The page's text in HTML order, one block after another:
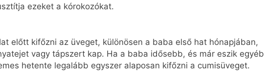
ezeket a kórokozókat.
előtt kifőzni az üveget, különösen a baba első hat hónapjában,
vagy tápszert kap. Ha a baba idősebb, és már eszik egyéb
hetente legalább egyszer alaposan kifőzni a cumisüveget.